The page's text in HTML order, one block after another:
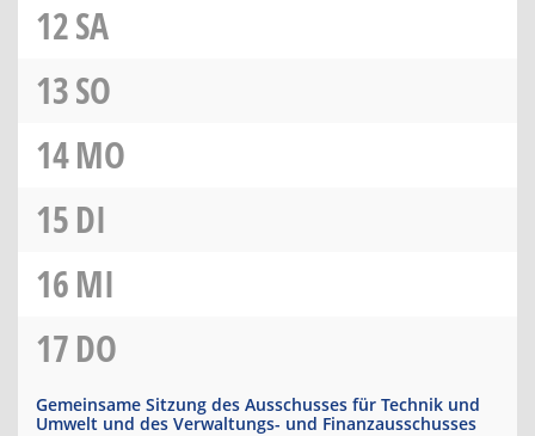
12SA
13SO
14MO
15DI
16MI
17DO
Gemeinsame Sitzung des Ausschusses für Technik und
Umwelt und des Verwaltungs- und Finanzausschusses